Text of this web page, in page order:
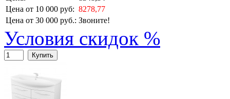
Цена от 10 000 руб: 8278,77
Цена от 30 000 руб.: Звоните!
Условия скидок %
Купить